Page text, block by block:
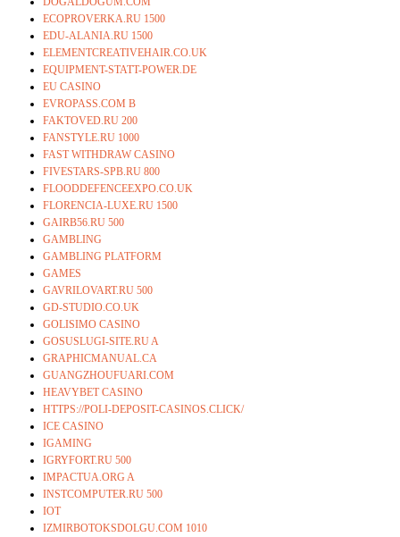
ECOPROVERKA.RU 1500
EDU-ALANIA.RU 1500
ELEMENTCREATIVEHAIR.CO.UK
EQUIPMENT-STATT-POWER.DE
EU CASINO
EVROPASS.COM B
FAKTOVED.RU 200
FANSTYLE.RU 1000
FAST WITHDRAW CASINO
FIVESTARS-SPB.RU 800
FLOODDEFENCEEXPO.CO.UK
FLORENCIA-LUXE.RU 1500
GAIRB56.RU 500
GAMBLING
GAMBLING PLATFORM
GAMES
GAVRILOVART.RU 500
GD-STUDIO.CO.UK
GOLISIMO CASINO
GOSUSLUGI-SITE.RU A
GRAPHICMANUAL.CA
GUANGZHOUFUARI.COM
HEAVYBET CASINO
HTTPS://POLI-DEPOSIT-CASINOS.CLICK/
ICE CASINO
IGAMING
IGRYFORT.RU 500
IMPACTUA.ORG A
INSTCOMPUTER.RU 500
IOT
IZMIRBOTOKSDOLGU.COM 1010